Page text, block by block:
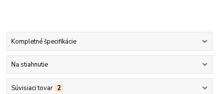
Kompletné špecifikácie
Na stiahnutie
Súvisiaci tovar 2